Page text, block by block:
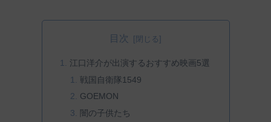
目次
江口洋介が出演するおすすめ映画5選
戦国自衛隊1549
GOEMON
闇の子供たち